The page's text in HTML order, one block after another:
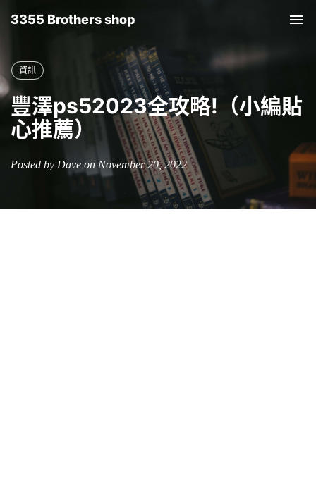
3355 Brothers shop
資訊
豐澤ps52023全攻略!（小編貼
心推薦）
Posted by Dave on November 20, 2022